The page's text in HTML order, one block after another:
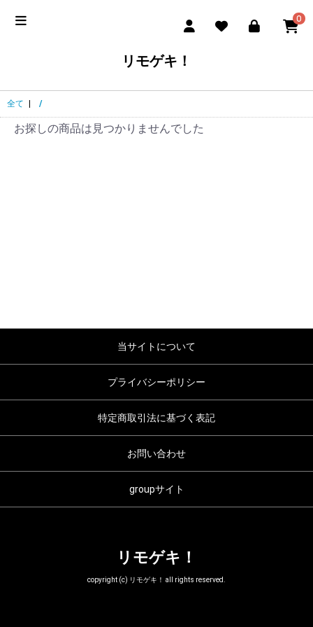
0
リモゲキ！
全て /
お探しの商品は見つかりませんでした
当サイトについて
プライバシーポリシー
特定商取引法に基づく表記
お問い合わせ
groupサイト
リモゲキ！
copyright (c) リモゲキ！ all rights reserved.